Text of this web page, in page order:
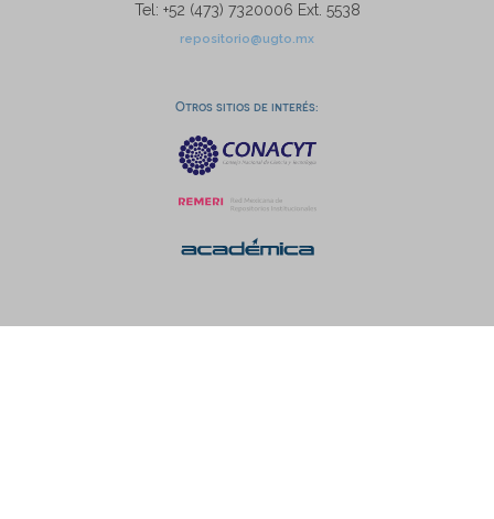
Tel: +52 (473) 7320006 Ext. 5538
repositorio@ugto.mx
Otros sitios de interés: